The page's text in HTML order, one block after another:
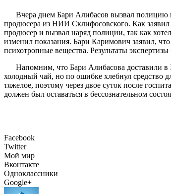
Вчера днем Бари Алибасов вызвал полицию
продюсера из НИИ Склифосовского. Как
продюсер и вызвал наряд полиции, так как
изменил показания. Бари Каримович заявил,
психотропные вещества. Результаты
Напомним, что Бари Алибасова доставили
холодный чай, но по ошибке хлебнул средство
тяжелое, поэтому через двое суток после
должен был оставаться в бессознательном
Facebook
Twitter
Мой мир
Вконтакте
Одноклассники
Google+